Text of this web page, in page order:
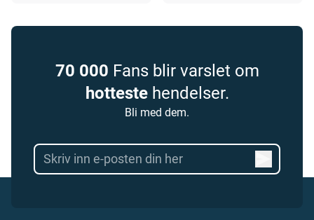
70 000 Fans blir varslet om
hottestehendelser.
Bli med dem.